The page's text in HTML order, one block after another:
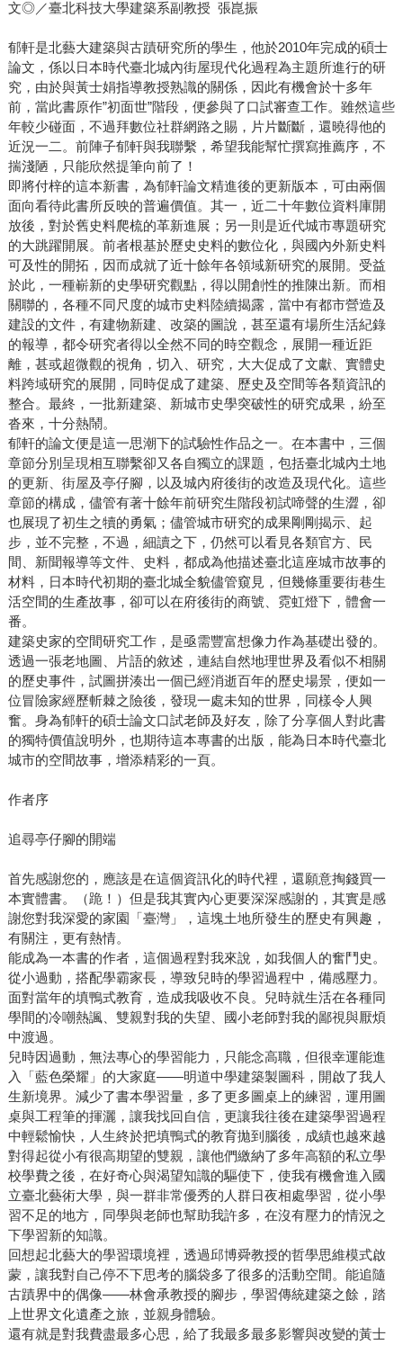
文◎／臺北科技大學建築系副教授 張崑振
郁軒是北藝大建築與古蹟研究所的學生，他於2010年完成的碩士
論文，係以日本時代臺北城內街屋現代化過程為主題所進行的研
究，由於與黃士娟指導教授熟識的關係，因此有機會於十多年
前，當此書原作”初面世”階段，便參與了口試審查工作。雖然這些
年較少碰面，不過拜數位社群網路之賜，片片斷斷，還曉得他的
近況一二。前陣子郁軒與我聯繫，希望我能幫忙撰寫推薦序，不
揣淺陋，只能欣然提筆向前了！
即將付梓的這本新書，為郁軒論文精進後的更新版本，可由兩個
面向看待此書所反映的普遍價值。其一，近二十年數位資料庫開
放後，對於舊史料爬梳的革新進展；另一則是近代城市專題研究
的大跳躍開展。前者根基於歷史史料的數位化，與國內外新史料
可及性的開拓，因而成就了近十餘年各領域新研究的展開。受益
於此，一種嶄新的史學研究觀點，得以開創性的推陳出新。而相
關聯的，各種不同尺度的城市史料陸續揭露，當中有都市營造及
建設的文件，有建物新建、改築的圖說，甚至還有場所生活紀錄
的報導，都令研究者得以全然不同的時空觀念，展開一種近距
離，甚或超微觀的視角，切入、研究，大大促成了文獻、實體史
料跨域研究的展開，同時促成了建築、歷史及空間等各類資訊的
整合。最終，一批新建築、新城市史學突破性的研究成果，紛至
沓來，十分熱鬧。
郁軒的論文便是這一思潮下的試驗性作品之一。在本書中，三個
章節分別呈現相互聯繫卻又各自獨立的課題，包括臺北城內土地
的更新、街屋及亭仔腳，以及城內府後街的改造及現代化。這些
章節的構成，儘管有著十餘年前研究生階段初試啼聲的生澀，卻
也展現了初生之犢的勇氣；儘管城市研究的成果剛剛揭示、起
步，並不完整，不過，細讀之下，仍然可以看見各類官方、民
間、新聞報導等文件、史料，都成為他描述臺北這座城市故事的
材料，日本時代初期的臺北城全貌儘管窺見，但幾條重要街巷生
活空間的生產故事，卻可以在府後街的商號、霓虹燈下，體會一
番。
建築史家的空間研究工作，是亟需豐富想像力作為基礎出發的。
透過一張老地圖、片語的敘述，連結自然地理世界及看似不相關
的歷史事件，試圖拼湊出一個已經消逝百年的歷史場景，便如一
位冒險家經歷斬棘之險後，發現一處未知的世界，同樣令人興
奮。身為郁軒的碩士論文口試老師及好友，除了分享個人對此書
的獨特價值說明外，也期待這本專書的出版，能為日本時代臺北
城市的空間故事，增添精彩的一頁。
作者序
追尋亭仔腳的開端
首先感謝您的，應該是在這個資訊化的時代裡，還願意掏錢買一
本實體書。（跪！）但是我其實內心更要深深感謝的，其實是感
謝您對我深愛的家園「臺灣」，這塊土地所發生的歷史有興趣，
有關注，更有熱情。
能成為一本書的作者，這個過程對我來說，如我個人的奮鬥史。
從小過動，搭配學霸家長，導致兒時的學習過程中，備感壓力。
面對當年的填鴨式教育，造成我吸收不良。兒時就生活在各種同
學間的冷嘲熱諷、雙親對我的失望、國小老師對我的鄙視與厭煩
中渡過。
兒時因過動，無法專心的學習能力，只能念高職，但很幸運能進
入「藍色榮耀」的大家庭——明道中學建築製圖科，開啟了我人
生新境界。減少了書本學習量，多了更多圖桌上的練習，運用圖
桌與工程筆的揮灑，讓我找回自信，更讓我往後在建築學習過程
中輕鬆愉快，人生終於把填鴨式的教育拋到腦後，成績也越來越
對得起從小有很高期望的雙親，讓他們繳納了多年高額的私立學
校學費之後，在好奇心與渴望知識的驅使下，使我有機會進入國
立臺北藝術大學，與一群非常優秀的人群日夜相處學習，從小學
習不足的地方，同學與老師也幫助我許多，在沒有壓力的情況之
下學習新的知識。
回想起北藝大的學習環境裡，透過邱博舜教授的哲學思維模式啟
蒙，讓我對自己停不下思考的腦袋多了很多的活動空間。能追隨
古蹟界中的偶像——林會承教授的腳步，學習傳統建築之餘，踏
上世界文化遺產之旅，並親身體驗。
還有就是對我費盡最多心思，給了我最多最多影響與改變的黃士